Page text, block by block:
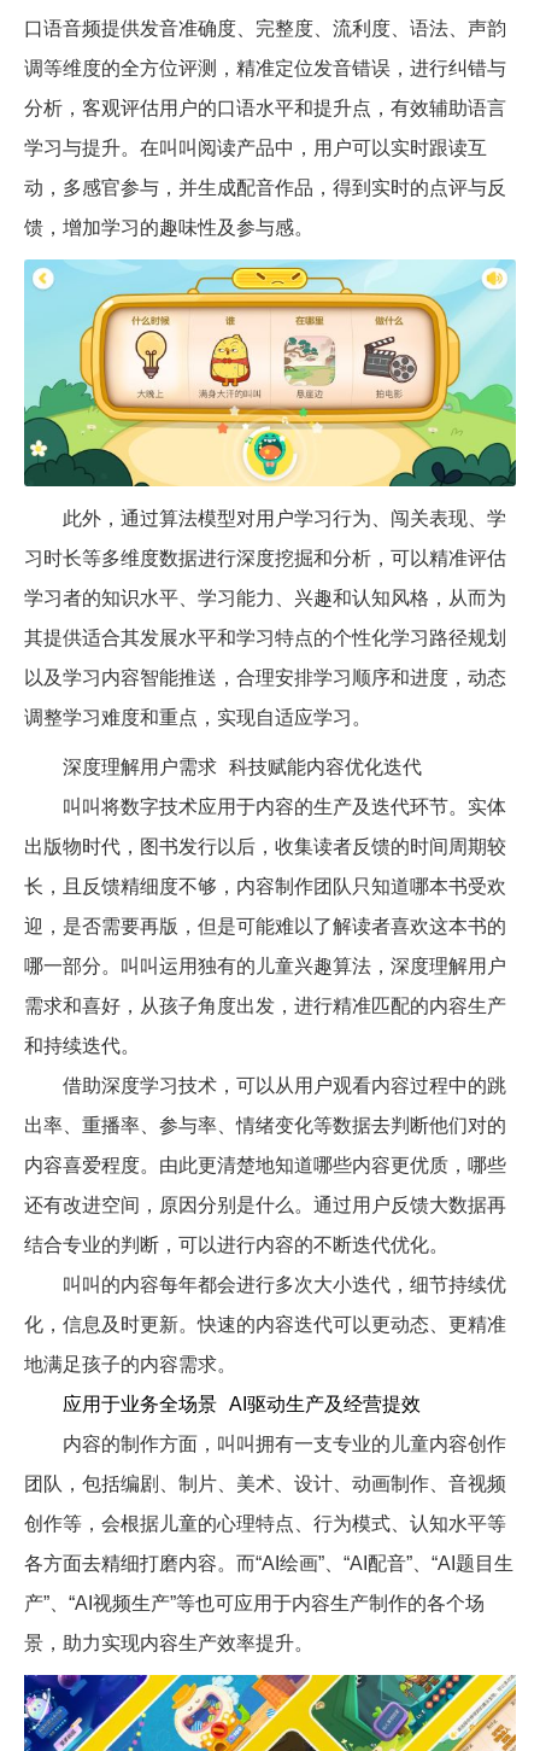
口语音频提供发音准确度、完整度、流利度、语法、声韵
调等维度的全方位评测，精准定位发音错误，进行纠错与
分析，客观评估用户的口语水平和提升点，有效辅助语言
学习与提升。在叫叫阅读产品中，用户可以实时跟读互
动，多感官参与，并生成配音作品，得到实时的点评与反
馈，增加学习的趣味性及参与感。
此外，通过算法模型对用户学习行为、闯关表现、学
习时长等多维度数据进行深度挖掘和分析，可以精准评估
学习者的知识水平、学习能力、兴趣和认知风格，从而为
其提供适合其发展水平和学习特点的个性化学习路径规划
以及学习内容智能推送，合理安排学习顺序和进度，动态
调整学习难度和重点，实现自适应学习。
深度理解用户需求 科技赋能内容优化迭代
叫叫将数字技术应用于内容的生产及迭代环节。实体
出版物时代，图书发行以后，收集读者反馈的时间周期较
长，且反馈精细度不够，内容制作团队只知道哪本书受欢
迎，是否需要再版，但是可能难以了解读者喜欢这本书的
哪一部分。叫叫运用独有的儿童兴趣算法，深度理解用户
需求和喜好，从孩子角度出发，进行精准匹配的内容生产
和持续迭代。
借助深度学习技术，可以从用户观看内容过程中的跳
出率、重播率、参与率、情绪变化等数据去判断他们对的
内容喜爱程度。由此更清楚地知道哪些内容更优质，哪些
还有改进空间，原因分别是什么。通过用户反馈大数据再
结合专业的判断，可以进行内容的不断迭代优化。
叫叫的内容每年都会进行多次大小迭代，细节持续优
化，信息及时更新。快速的内容迭代可以更动态、更精准
地满足孩子的内容需求。
应用于业务全场景 AI 驱动生产及经营提效
内容的制作方面，叫叫拥有一支专业的儿童内容创作
团队，包括编剧、制片、美术、设计、动画制作、音视频
创作等，会根据儿童的心理特点、行为模式、认知水平等
各方面去精细打磨内容。而“AI 绘画”、“AI 配音”、“AI 题目生
产”、“AI 视频生产”等也可应用于内容生产制作的各个场
景，助力实现内容生产效率提升。